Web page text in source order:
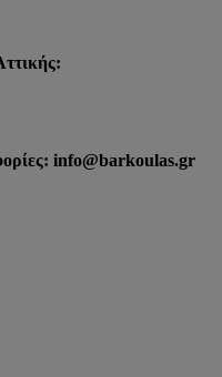
info@barkoulas.gr